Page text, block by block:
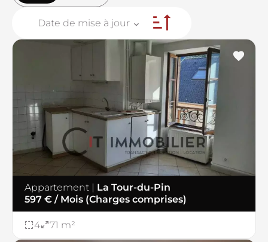
Date de mise à jour
Appartement | La Tour-du-Pin
597 € / Mois (Charges comprises)
4 71 m²
5